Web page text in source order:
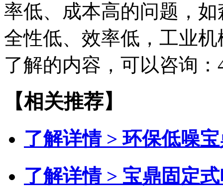
率低、成本高的问题，
全性低、效率低，工业
了解的内容，可以咨询：
【相关推荐】
了解详情 >环保低噪
了解详情 > 宝鼎固定